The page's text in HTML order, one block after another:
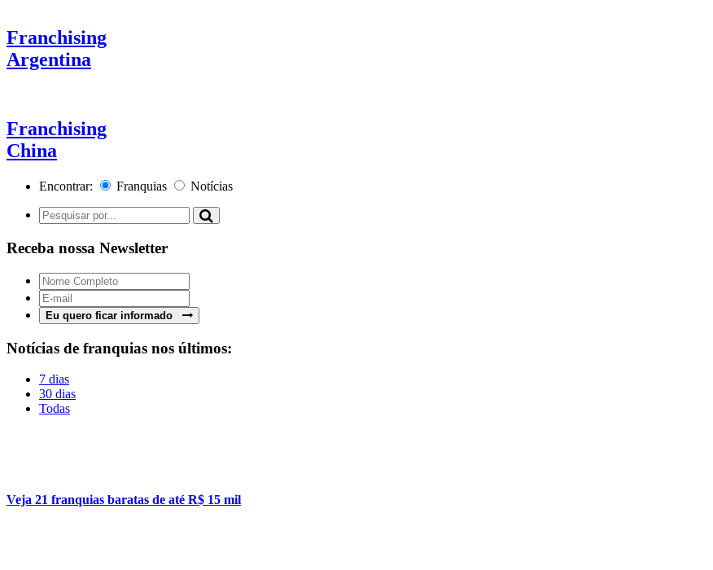
Franchising
Argentina
Franchising
China
Encontrar: Franquias Notícias
Receba nossa Newsletter
Eu quero ficar informado
Notícias de franquias nos últimos:
7 dias
30 dias
Todas
Veja 21 franquias baratas de até R$ 15 mil